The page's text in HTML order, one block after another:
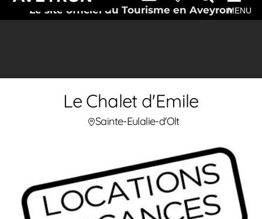
Le site officiel du Tourisme en AveyronMENU
Le Chalet d'Emile
Sainte-Eulalie-d'Olt